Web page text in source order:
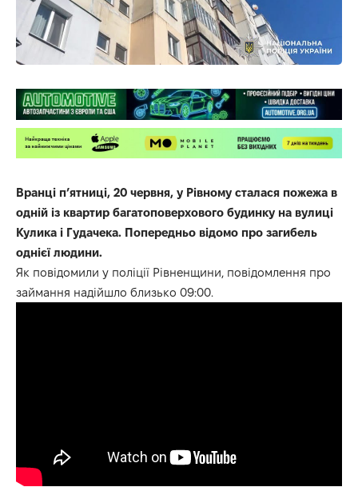
Вранці п’ятниці, 20 червня, у Рівному сталася пожежа в
одній із квартир багатоповерхового будинку на вулиці
Кулика і Гудачека. Попередньо відомо про загибель
однієї людини.
Як повідомили у поліції Рівненщини, повідомлення про
займання надійшло близько 09:00.